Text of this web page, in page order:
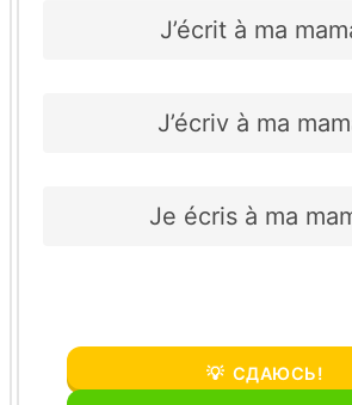
J’écrit à ma
J’écriv à ma
Je écris à ma
💡 СДАЮСЬ!